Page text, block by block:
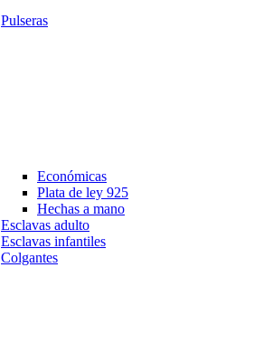
Pulseras
Económicas
Plata de ley 925
Hechas a mano
Esclavas adulto
Esclavas infantiles
Colgantes